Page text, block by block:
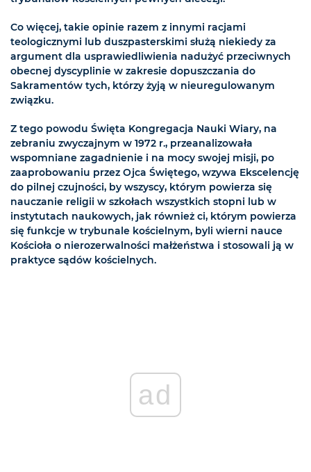
Co więcej, takie opinie razem z innymi racjami
teologicznymi lub duszpasterskimi służą niekiedy za
argument dla usprawiedliwienia nadużyć przeciwnych
obecnej dyscyplinie w zakresie dopuszczania do
Sakramentów tych, którzy żyją w nieuregulowanym
związku.
Z tego powodu Święta Kongregacja Nauki Wiary, na
zebraniu zwyczajnym w 1972 r., przeanalizowała
wspomniane zagadnienie i na mocy swojej misji, po
zaaprobowaniu przez Ojca Świętego, wzywa Ekscelencję
do pilnej czujności, by wszyscy, którym powierza się
nauczanie religii w szkołach wszystkich stopni lub w
instytutach naukowych, jak również ci, którym powierza
się funkcje w trybunale kościelnym, byli wierni nauce
Kościoła o nierozerwalności małżeństwa i stosowali ją w
praktyce sądów kościelnych.
ad